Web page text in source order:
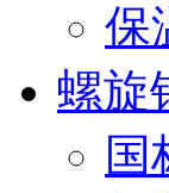
保
螺旋
国